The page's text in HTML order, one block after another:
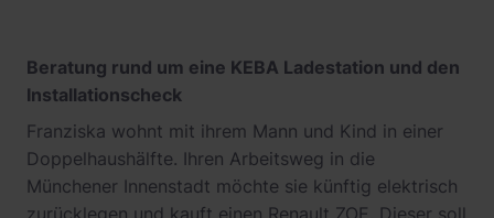
Beratung rund um eine KEBA Ladestation und den
Installationscheck
Franziska wohnt mit ihrem Mann und Kind in einer
Doppelhaushälfte. Ihren Arbeitsweg in die
Münchener Innenstadt möchte sie künftig elektrisch